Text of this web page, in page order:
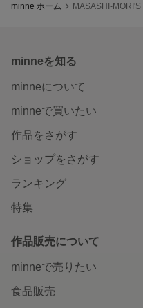
minne ホーム MASASHI-
minneを知る
minneについて
minneで買いたい
作品をさがす
ショップをさがす
ランキング
特集
作品販売について
minneで売りたい
食品販売